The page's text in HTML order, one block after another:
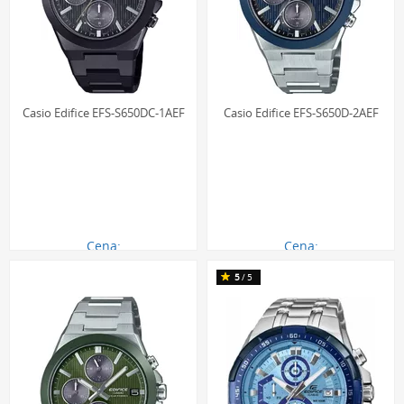
Stal szlachetna 316L:Podstawowy materiał konstrukcyjny
kopert i bransolet w kolekcji Edifice. Jest to stop żelaza,
chromu, niklu i molibdenu, charakteryzujący się wyjątkową
odpornością na korozję, działanie kwasów i słonej wody.
Dzięki niskiej zawartości niklu jest hipoalergiczny i
się niezwykle niską masą przy jednoczesnej bardzo
wysokiej wytrzymałości mechanicznej. Nadaje to zegarkom
nowoczesny, technologiczny wygląd i poprawia komfort
noszenia.
Sportowa elegancja i
niezawodność: dlaczego warto
Casio Edifice EFS-S650DC-1AEF
Cena:
Casio Edifice EFS-S650D-2AEF
Cena:
5/5